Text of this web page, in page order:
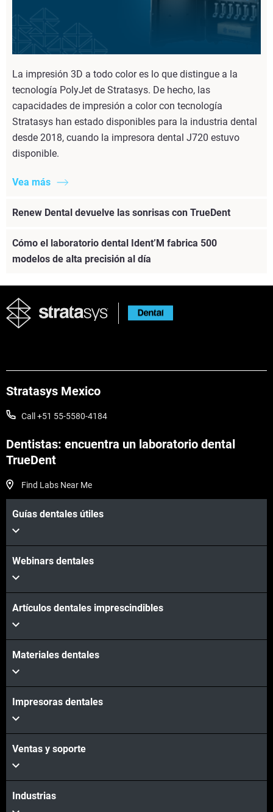
La impresión 3D a todo color es lo que distingue a la
tecnología PolyJet de Stratasys. De hecho, las
capacidades de impresión a color con tecnología
Stratasys han estado disponibles para la industria dental
desde 2018, cuando la impresora dental J720 estuvo
disponible.
Vea más
Renew Dental devuelve las sonrisas con TrueDent
Cómo el laboratorio dental Ident’M fabrica 500
modelos de alta precisión al día
Stratasys Mexico
Call +51 55-5580-4184
Dentistas: encuentra un laboratorio dental
TrueDent
Find Labs Near Me
Guías dentales útiles
Webinars dentales
Artículos dentales imprescindibles
Materiales dentales
Impresoras dentales
Ventas y soporte
Industrias